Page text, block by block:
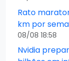
Rato
km por
08/08 18:58
Nvidia